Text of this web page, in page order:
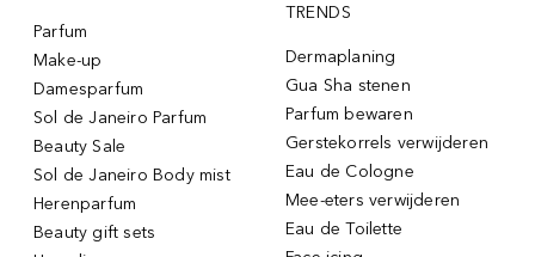
Parfum
Make-up
Damesparfum
Sol de Janeiro Parfum
Beauty Sale
Sol de Janeiro Body mist
Herenparfum
Beauty gift sets
TRENDS
Dermaplaning
Gua Sha stenen
Parfum bewaren
Gerstekorrels verwijderen
Eau de Cologne
Mee-eters verwijderen
Eau de Toilette